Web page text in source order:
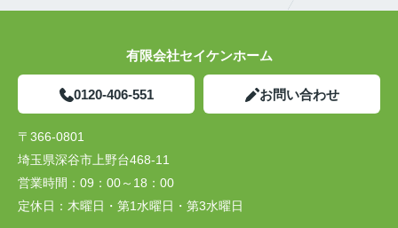
有限会社セイケンホーム
0120-406-551 お問い合わせ
〒366-0801
埼玉県深谷市上野台468-11
営業時間： 09：00～18：00
定休日： 木曜日・第1水曜日・第3水曜日